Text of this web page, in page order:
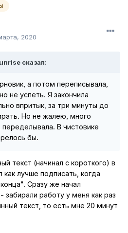
2020
сказал:
а потом переписывала,
не успеть. Я закончила
впритык, за три минуты до
Но не жалею, много
переделывала. В чистовике
бы.
текст (начинал с короткого) в
лучше подписать, когда
Сразу же начал
забирали работу у меня как раз
текст, то есть мне 20 минут